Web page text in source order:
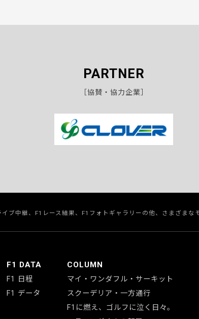
PARTNER
［協賛・協力企業］
ブ中継、F1レース結果、F1フォトギャラリーの他、さまざまな
F1 DATA
F1 日程
F1 データ
COLUMN
マイ・ワンダフル・サーキット
スクーデリア・一方通行
F1に燃え、ゴルフに泣く日々。